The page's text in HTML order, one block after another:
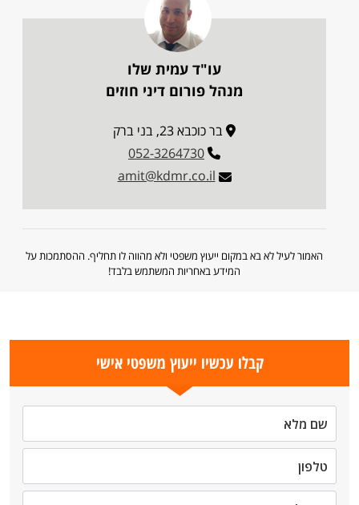
עו"ד עמית שלו
מנהל פורום דיני חוזים
בר כוכבא 23, בני ברק
052-3264730
amit@kdmr.co.il
האמור לעיל לא בא במקום ייעוץ משפטי ולא מהווה לו תחליף. ההסתמכות על
המידע באחריות המשתמש בלבד!
קבלו עכשיו ייעוץ משפטי אישי